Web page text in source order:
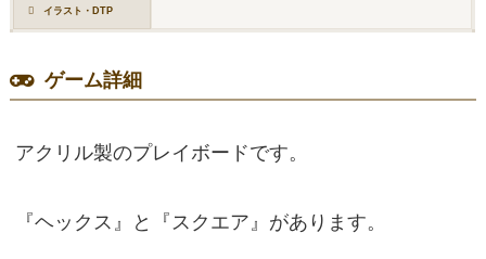
イラスト・DTP
ゲーム詳細
アクリル製のプレイボードです。
『ヘックス』と『スクエア』があります。